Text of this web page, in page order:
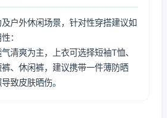
户外休闲场景，针对性穿搭建议如
：
清爽为主，上衣可选择短袖T恤、
、休闲裤，建议携带一件薄防晒
致皮肤晒伤。